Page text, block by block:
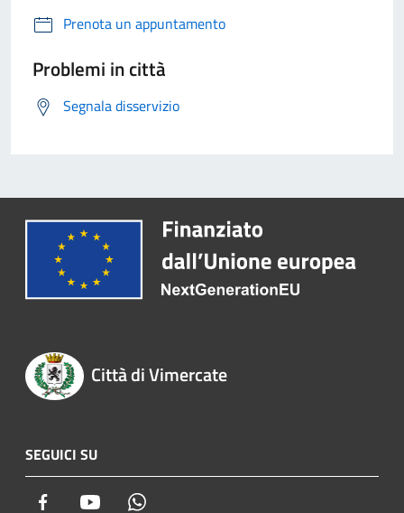
Prenota un appuntamento
Problemi in città
Segnala disservizio
Città di Vimercate
SEGUICI SU
Facebook Youtube